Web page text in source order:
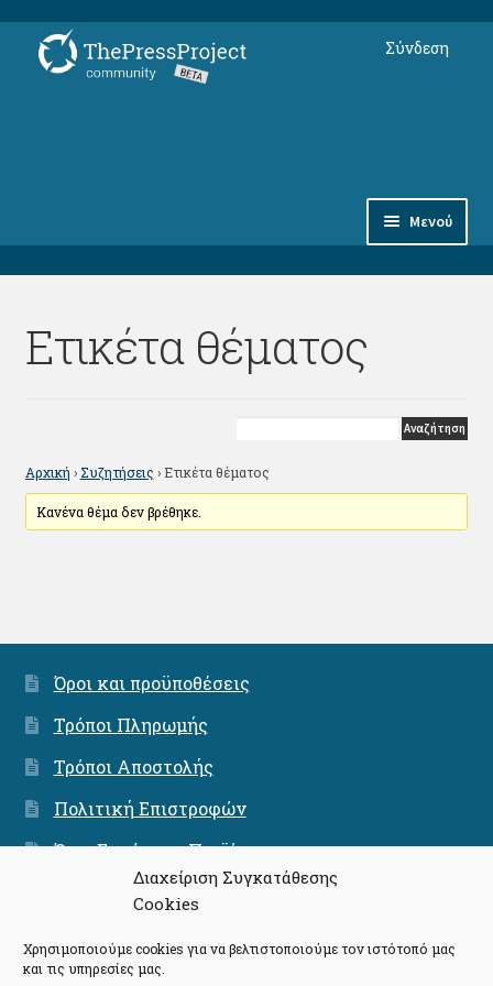
Διαχείριση Συγκατάθεσης
Cookies
Χρησιμοποιούμε cookies για να βελτιστοποιούμε τον ιστότοπό μας
και τις υπηρεσίες μας.
Απευθείας
μετάβαση
Μετάβαση
σε
Μενού
Συνδρομές
Αντικείμενα
Σύνδεση
Ετικέτα θέματος
Αρχική › Συζητήσεις › Ετικέτα θέματος
Κανένα θέμα δεν βρέθηκε.
Όροι και προϋποθέσεις
Τρόποι Πληρωμής
Τρόποι Αποστολής
Πολιτική Επιστροφών
Όροι Εγγύησης Προϊόντων
Ασφάλεια Συνναλαγών